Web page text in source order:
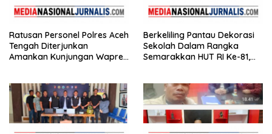
Ratusan Personel Polres Aceh
Tengah Diterjunkan
Amankan Kunjungan Wapres
Berkeliling Pantau Dekorasi
Sekolah Dalam Rangka
Semarakkan HUT RI Ke-81,
Meriah